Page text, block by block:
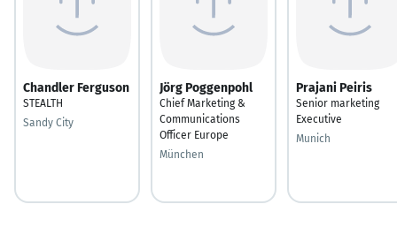
Chandler Ferguson
STEALTH
Sandy City
Jörg Poggenpohl
Chief Marketing &
Communications
Officer Europe
München
Prajani Peiris
Senior marketing
Executive
Munich